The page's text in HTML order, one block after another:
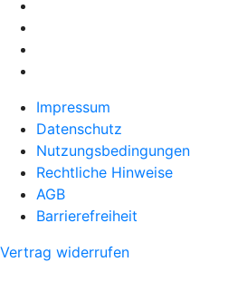
Impressum
Datenschutz
Nutzungsbedingungen
Rechtliche Hinweise
AGB
Barrierefreiheit
Vertrag widerrufen